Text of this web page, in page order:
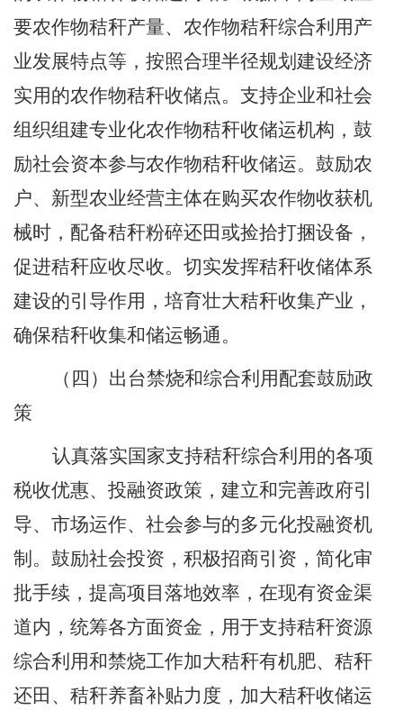
要农作物秸秆产量、农作物秸秆综合利用产
业发展特点等，按照合理半径规划建设经济
实用的农作物秸秆收储点。支持企业和社会
组织组建专业化农作物秸秆收储运机构，鼓
励社会资本参与农作物秸秆收储运。鼓励农
户、新型农业经营主体在购买农作物收获机
械时，配备秸秆粉碎还田或捡拾打捆设备，
促进秸秆应收尽收。切实发挥秸秆收储体系
建设的引导作用，培育壮大秸秆收集产业，
确保秸秆收集和储运畅通。
（四）出台禁烧和综合利用配套鼓励政
策
认真落实国家支持秸秆综合利用的各项
税收优惠、投融资政策，建立和完善政府引
导、市场运作、社会参与的多元化投融资机
制。鼓励社会投资，积极招商引资，简化审
批手续，提高项目落地效率，在现有资金渠
道内，统筹各方面资金，用于支持秸秆资源
综合利用和禁烧工作加大秸秆有机肥、秸秆
还田、秸秆养畜补贴力度，加大秸秆收储运